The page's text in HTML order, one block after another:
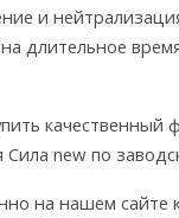
и
длительное
качественный
new по
на нашем сайте